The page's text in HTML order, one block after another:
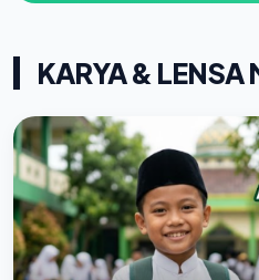
KARYA & LENSA